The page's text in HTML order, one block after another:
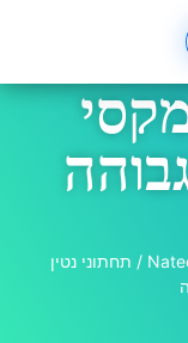
/ תחתוני נטין